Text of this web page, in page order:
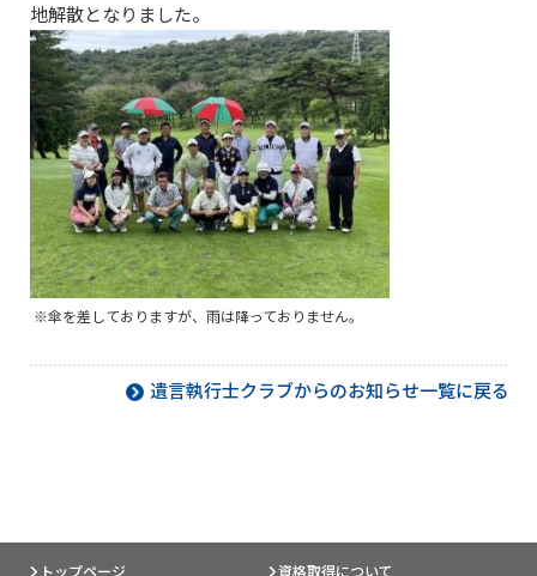
地解散となりました。
※傘を差しておりますが、雨は降っておりません。
遺言執行士クラブからのお知らせ一覧に戻る
トップページ 資格取得について